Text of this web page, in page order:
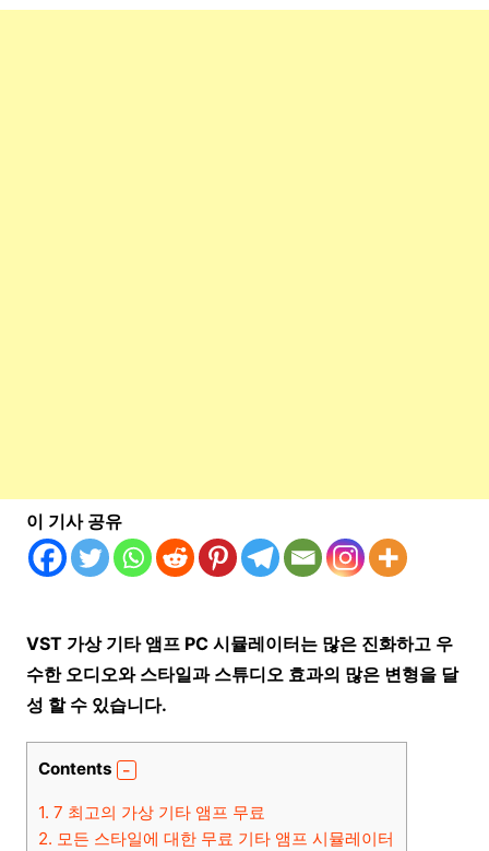
이 기사 공유
VST 가상 기타 앰프 PC 시뮬레이터는 많은 진화하고 우
수한 오디오와 스타일과 스튜디오 효과의 많은 변형을 달
성 할 수 있습니다.
Contents
1. 7 최고의 가상 기타 앰프 무료
2. 모든 스타일에 대한 무료 기타 앰프 시뮬레이터